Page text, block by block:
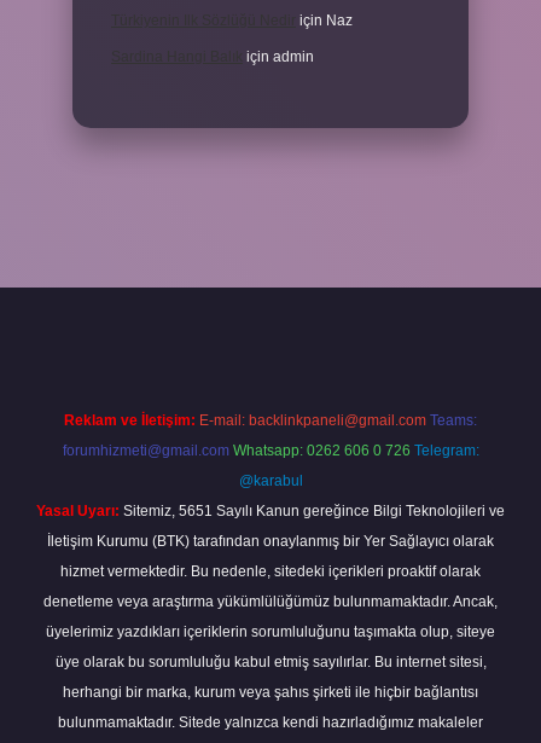
için Naz
için admin
Reklam ve İletişim: E-mail: backlinkpaneli@gmail.com Teams:
forumhizmeti@gmail.com Whatsapp: 0262 606 0 726 Telegram:
@karabul
Yasal Uyarı: Sitemiz, 5651 Sayılı Kanun gereğince Bilgi Teknolojileri ve
İletişim Kurumu (BTK) tarafından onaylanmış bir Yer Sağlayıcı olarak
hizmet vermektedir. Bu nedenle, sitedeki içerikleri proaktif olarak
denetleme veya araştırma yükümlülüğümüz bulunmamaktadır. Ancak,
üyelerimiz yazdıkları içeriklerin sorumluluğunu taşımakta olup, siteye
üye olarak bu sorumluluğu kabul etmiş sayılırlar. Bu internet sitesi,
herhangi bir marka, kurum veya şahıs şirketi ile hiçbir bağlantısı
bulunmamaktadır. Sitede yalnızca kendi hazırladığımız makaleler